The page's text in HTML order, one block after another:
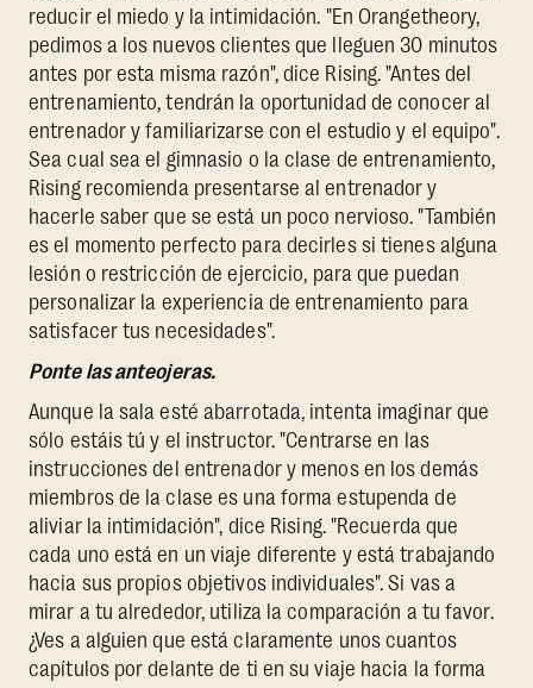
reducir el miedo y la intimidación. "En Orangetheory,
pedimos a los nuevos clientes que lleguen 30 minutos
antes por esta misma razón", dice Rising. "Antes del
entrenamiento, tendrán la oportunidad de conocer al
entrenador y familiarizarse con el estudio y el equipo".
Sea cual sea el gimnasio o la clase de entrenamiento,
Rising recomienda presentarse al entrenador y
hacerle saber que se está un poco nervioso. "También
es el momento perfecto para decirles si tienes alguna
lesión o restricción de ejercicio, para que puedan
personalizar la experiencia de entrenamiento para
satisfacer tus necesidades".
Ponte las anteojeras.
Aunque la sala esté abarrotada, intenta imaginar que
sólo estáis tú y el instructor. "Centrarse en las
instrucciones del entrenador y menos en los demás
miembros de la clase es una forma estupenda de
aliviar la intimidación", dice Rising. "Recuerda que
cada uno está en un viaje diferente y está trabajando
hacia sus propios objetivos individuales". Si vas a
mirar a tu alrededor, utiliza la comparación a tu favor.
¿Ves a alguien que está claramente unos cuantos
capítulos por delante de ti en su viaje hacia la forma